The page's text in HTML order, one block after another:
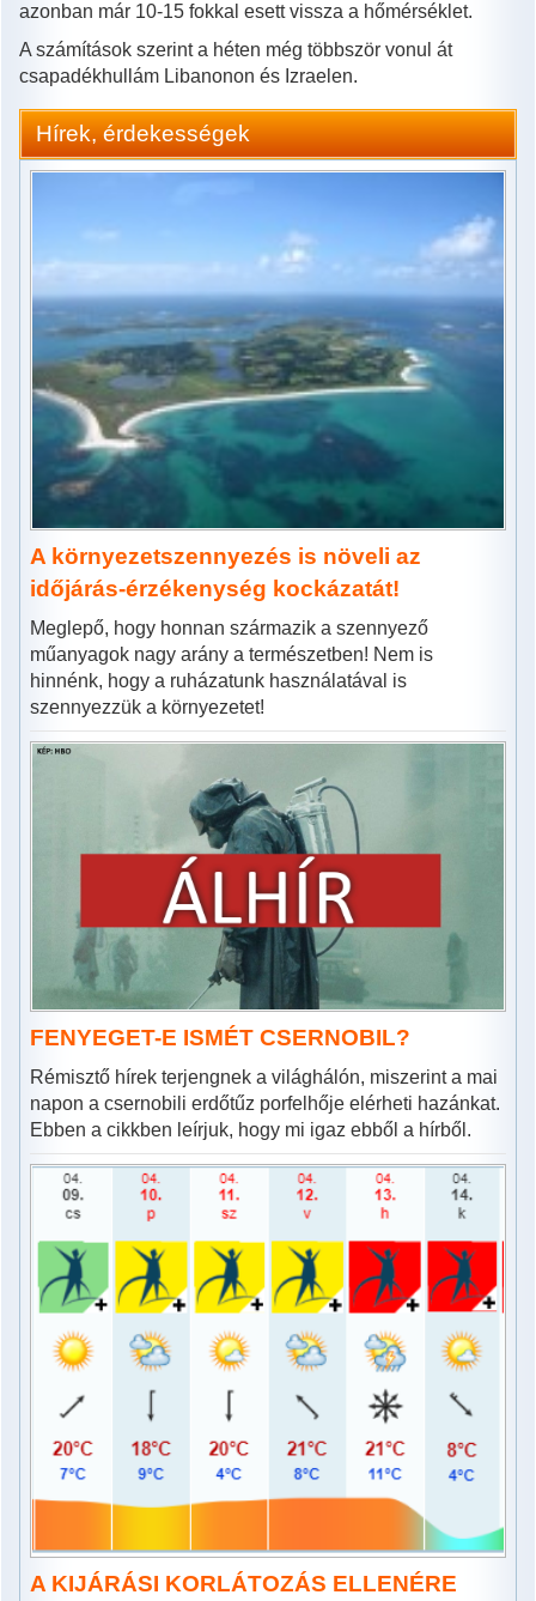
azonban már 10-15 fokkal esett vissza a hőmérséklet.
A számítások szerint a héten még többször vonul át
csapadékhullám Libanonon és Izraelen.
Hírek, érdekességek
A környezetszennyezés is növeli az
időjárás-érzékenység kockázatát!
Meglepő, hogy honnan származik a szennyező
műanyagok nagy arány a természetben! Nem is
hinnénk, hogy a ruházatunk használatával is
szennyezzük a környezetet!
FENYEGET-E ISMÉT CSERNOBIL?
Rémisztő hírek terjengnek a világhálón, miszerint a mai
napon a csernobili erdőtűz porfelhője elérheti hazánkat.
Ebben a cikkben leírjuk, hogy mi igaz ebből a hírből.
A KIJÁRÁSI KORLÁTOZÁS ELLENÉRE